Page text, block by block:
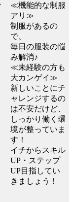
≪機能的な制服
アリ≫
制服があるの
で、
毎日の服装の悩
み解消♪
≪未経験の方も
大カンゲイ≫
新しいことにチ
ャレンジするの
は不安だけど、
しっかり働く環
境が整っていま
す！
イチからスキル
UP・ステップ
UP目指してい
きましょう！